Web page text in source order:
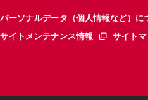
パーソナルデータ（個人情報など）に
サイトメンテナンス情報
サイト